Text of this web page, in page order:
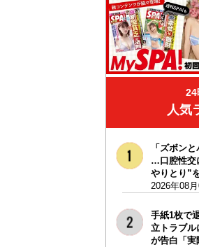
24
人気
「ズボン
…口腔性交
やりとり”
2026年08月
手紙1枚で
立トラブル
が告白「実